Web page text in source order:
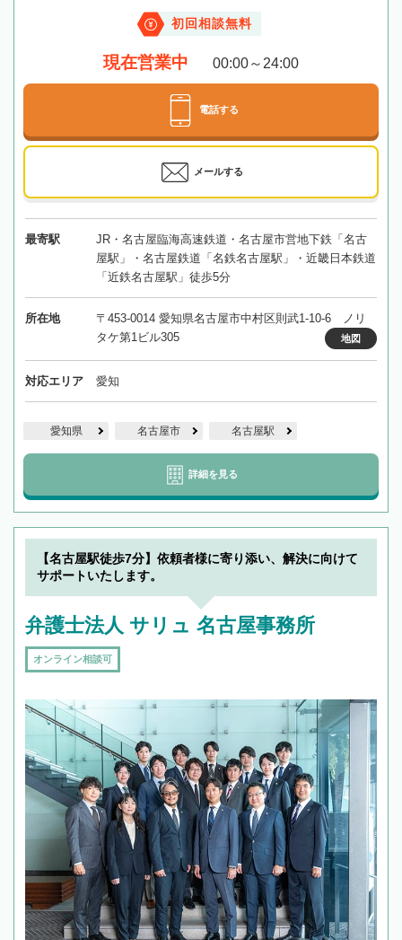
初回相談無料
現在営業中 00:00～24:00
電話する
メールする
最寄駅
JR・名古屋臨海高速鉄道・名古屋市営地下鉄「名古
屋駅」・名古屋鉄道「名鉄名古屋駅」・近畿日本鉄道
「近鉄名古屋駅」徒歩5分
所在地
〒453-0014 愛知県名古屋市中村区則武1-10-6 ノリ
タケ第1ビル305
地図
対応エリア 愛知
愛知県 名古屋市 名古屋駅
詳細を見る
【名古屋駅徒歩7分】依頼者様に寄り添い、解決に向けて
サポートいたします。
弁護士法人 サリュ 名古屋事務所
オンライン相談可